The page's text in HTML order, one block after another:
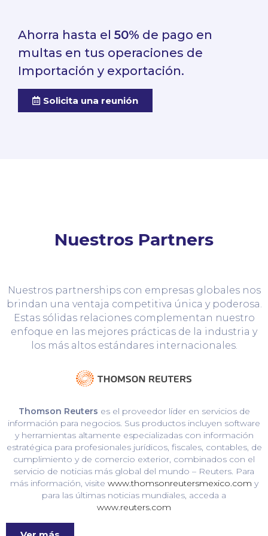
Ahorra hasta el 50% de pago en
multas en tus operaciones de
Importación y exportación.
Solicita una reunión
Nuestros Partners
Nuestros partnerships con empresas globales nos
brindan una ventaja competitiva única y poderosa.
Estas sólidas relaciones complementan nuestro
enfoque en las mejores prácticas de la industria y
los más altos estándares internacionales.
Thomson Reuters es el proveedor líder en servicios de
información para negocios. Sus productos incluyen software
y herramientas altamente especializadas con información
estratégica para profesionales jurídicos, fiscales, contables, de
cumplimiento y de comercio exterior, combinados con el
servicio de noticias más global del mundo – Reuters. Para
más información, visite www.thomsonreutersmexico.com y
para las últimas noticias mundiales, acceda a
www.reuters.com